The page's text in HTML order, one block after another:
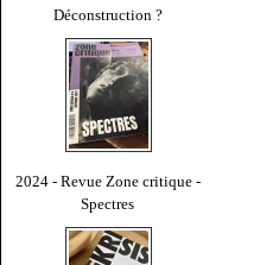
Déconstruction ?
2024 - Revue Zone critique -
Spectres